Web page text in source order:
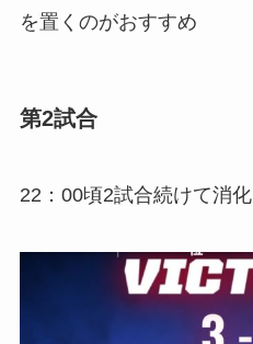
を置くのがおすすめ
第2試合
22：00頃2試合続けて消化